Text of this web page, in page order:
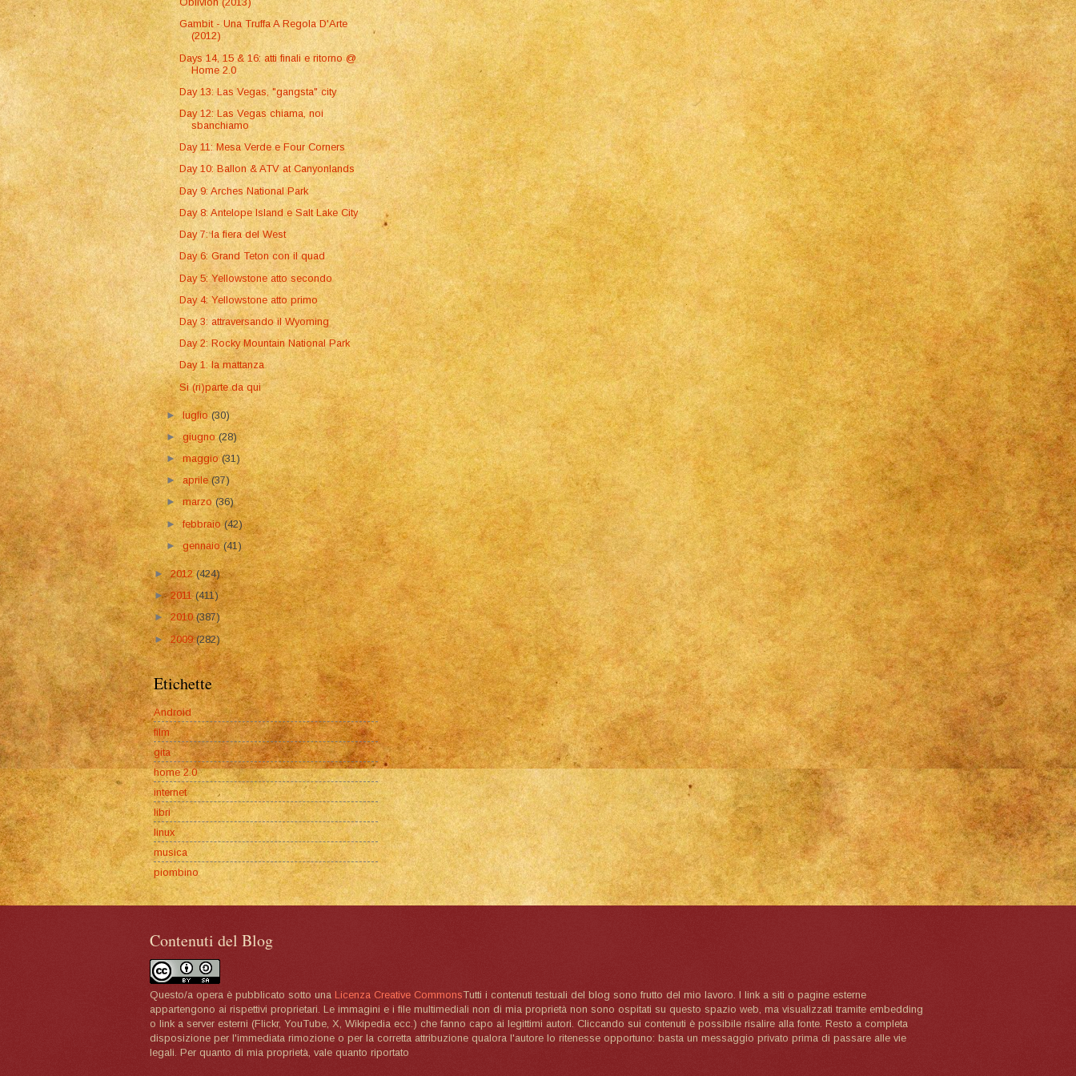
Gambit - Una Truffa A Regola D'Arte
(2012)
Days 14, 15 & 16: atti finali e ritorno @
Home 2.0
Day 13: Las Vegas, "gangsta" city
Day 12: Las Vegas chiama, noi
sbanchiamo
Day 11: Mesa Verde e Four Corners
Day 10: Ballon & ATV at Canyonlands
Day 9: Arches National Park
Day 8: Antelope Island e Salt Lake City
Day 7: la fiera del West
Day 6: Grand Teton con il quad
Day 5: Yellowstone atto secondo
Day 4: Yellowstone atto primo
Day 3: attraversando il Wyoming
Day 2: Rocky Mountain National Park
Day 1: la mattanza
Si (ri)parte da qui
►luglio(30)
►giugno(28)
►maggio(31)
►aprile(37)
►marzo(36)
►febbraio(42)
►gennaio(41)
►2012(424)
►2011(411)
►2010(387)
►2009(282)
Etichette
Android
film
gita
home 2.0
internet
libri
linux
musica
piombino
Contenuti del Blog
Questo/a opera è pubblicato sotto una Licenza Creative CommonsTutti i contenuti testuali del blog sono frutto del mio lavoro. I link a siti o pagine esterne
appartengono ai rispettivi proprietari. Le immagini e i file multimediali non di mia proprietà non sono ospitati su questo spazio web, ma visualizzati tramite embedding
o link a server esterni (Flickr, YouTube, X, Wikipedia ecc.) che fanno capo ai legittimi autori. Cliccando sui contenuti è possibile risalire alla fonte. Resto a completa
disposizione per l'immediata rimozione o per la corretta attribuzione qualora l'autore lo ritenesse opportuno: basta un messaggio privato prima di passare alle vie
legali. Per quanto di mia proprietà, vale quanto riportato